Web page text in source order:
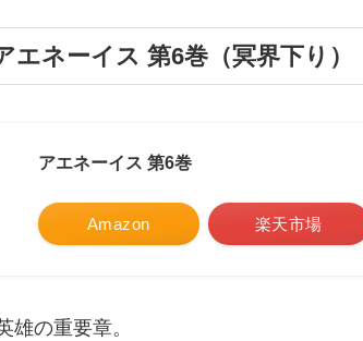
エネーイス 第6巻（冥界下り）
アエネーイス 第6巻
Amazon 楽天市場
雄の重要章。